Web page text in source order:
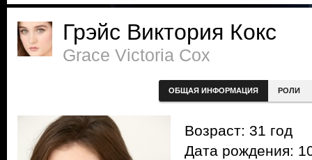
Грэйс Виктория Кокс
Grace Victoria Cox
ОБЩАЯ ИНФОРМАЦИЯ РОЛИ
Возраст: 31 год
Дата рождения: